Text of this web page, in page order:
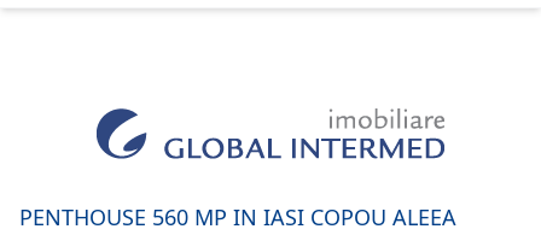
PENTHOUSE 560 MP IN IASI COPOU ALEEA